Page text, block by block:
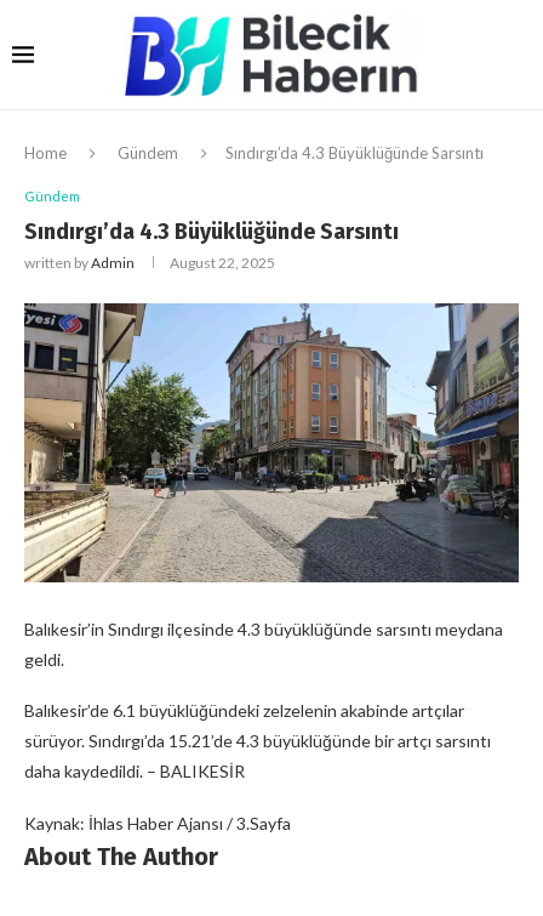
Home Gündem Sındırgı’da 4.3 Büyüklüğünde Sarsıntı
Gündem
Sındırgı’da 4.3 Büyüklüğünde Sarsıntı
written byAdmin August 22, 2025
Balıkesir’in Sındırgı ilçesinde 4.3 büyüklüğünde sarsıntı meydana
geldi.
Balıkesir’de 6.1 büyüklüğündeki zelzelenin akabinde artçılar
sürüyor. Sındırgı’da 15.21’de 4.3 büyüklüğünde bir artçı sarsıntı
daha kaydedildi. – BALIKESİR
Kaynak: İhlas Haber Ajansı / 3.Sayfa
About The Author